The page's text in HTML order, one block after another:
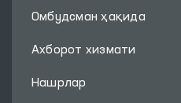
Омбудсман ҳақида
Ахборот хизмати
Нашрлар